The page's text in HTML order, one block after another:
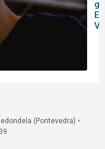
(Pontevedra) •